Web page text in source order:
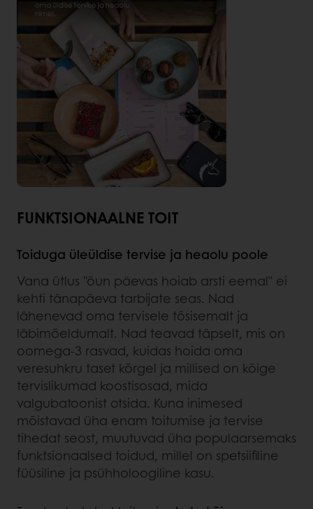
FUNKTSIONAALNE TOIT
Toiduga üleüldise tervise ja heaolu poole
Vana ütlus "õun päevas hoiab arsti eemal" ei
kehti tänapäeva tarbijate seas. Nad
lähenevad oma tervisele tõsisemalt ja
läbimõeldumalt. Nad teavad täpselt, mis on
oomega-3 rasvad, kuidas hoida oma
veresuhkru taset kõrgel ja millised on kõige
tervislikumad koostisosad, mida
valgubatoonist otsida. Kuna inimesed
mõistavad üha enam toitumise ja tervise
tihedat seost, muutuvad üha populaarsemaks
funktsionaalsed toidud, millel on spetsiifiline
füüsiline ja psühholoogiline kasu.